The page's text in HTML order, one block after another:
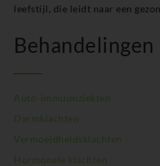
BodySwitch Leeuwarden
BodySwitch Lelystad
BodySwitch Maastricht
BodySwitch Nieuwegein
BodySwitch Oss
BodySwitch Purmerend
BodySwitch Roosendaal
leefstijl, die leidt naar een
Behandelingen
Auto-immuunziekten
Darmklachten
Vermoeidheidsklachten
Hormonale klachten